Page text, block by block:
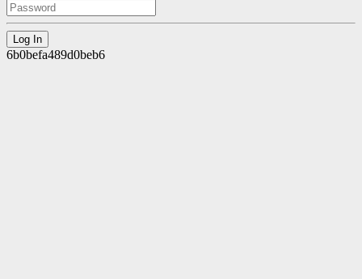
6b0befa489d0beb6